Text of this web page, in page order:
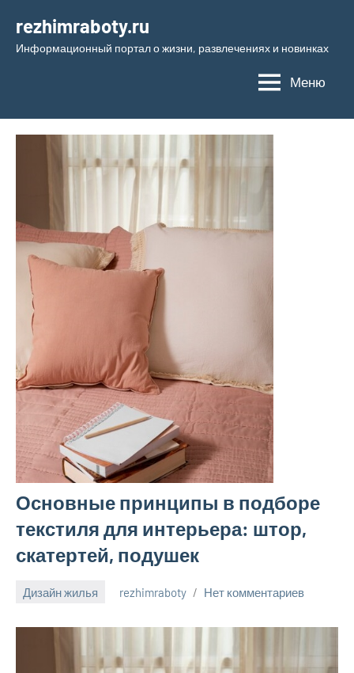
содержимому
rezhimraboty.ru
Информационный портал о жизни, развлечениях и новинках
Меню
Основные принципы в подборе
текстиля для интерьера: штор,
скатертей, подушек
Дизайн жилья
26
rezhimraboty Нет комментариев